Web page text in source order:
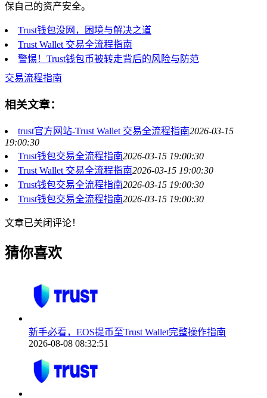
保自己的资产安全。
Trust钱包没网，困境与解决之道
Trust Wallet 交易全流程指南
警惕！Trust钱包币被转走背后的风险与防范
交易流程指南
相关文章：
trust官方网站-Trust Wallet 交易全流程指南2026-03-15
19:00:30
Trust钱包交易全流程指南2026-03-15 19:00:30
Trust Wallet 交易全流程指南2026-03-15 19:00:30
Trust钱包交易全流程指南2026-03-15 19:00:30
Trust钱包交易全流程指南2026-03-15 19:00:30
文章已关闭评论！
猜你喜欢
新手必看，EOS提币至Trust Wallet完整操作指南
2026-08-08 08:32:51